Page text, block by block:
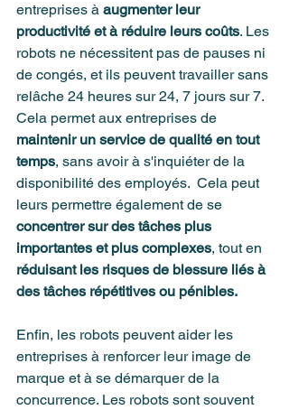
entreprises à augmenter leur
productivité et à réduire leurs coûts. Les
robots ne nécessitent pas de pauses ni
de congés, et ils peuvent travailler sans
relâche 24 heures sur 24, 7 jours sur 7.
Cela permet aux entreprises de
maintenir un service de qualité en tout
temps, sans avoir à s'inquiéter de la
disponibilité des employés.  Cela peut
leurs permettre également de se
concentrer sur des tâches plus
importantes et plus complexes, tout en
réduisant les risques de blessure liés à
des tâches répétitives ou pénibles.
Enfin, les robots peuvent aider les
entreprises à renforcer leur image de
marque et à se démarquer de la
concurrence. Les robots sont souvent